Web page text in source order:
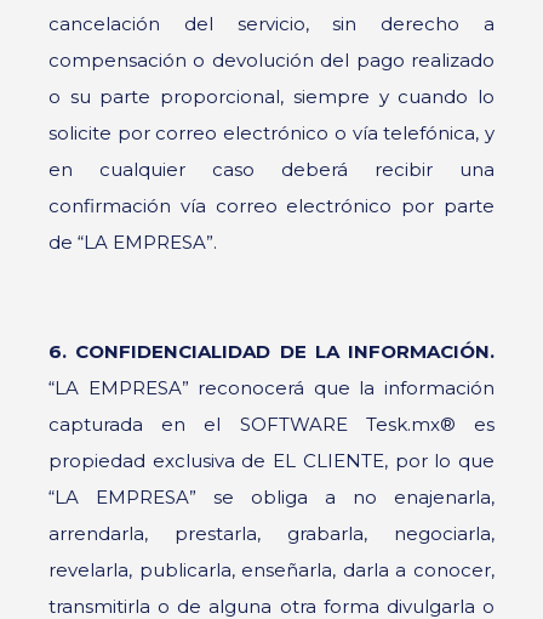
cancelación del servicio, sin derecho a
compensación o devolución del pago realizado
o su parte proporcional, siempre y cuando lo
solicite por correo electrónico o vía telefónica, y
en cualquier caso deberá recibir una
confirmación vía correo electrónico por parte
de “LA EMPRESA”.
6. CONFIDENCIALIDAD DE LA INFORMACIÓN.
“LA EMPRESA” reconocerá que la información
capturada en el SOFTWARE Tesk.mx® es
propiedad exclusiva de EL CLIENTE, por lo que
“LA EMPRESA” se obliga a no enajenarla,
arrendarla, prestarla, grabarla, negociarla,
revelarla, publicarla, enseñarla, darla a conocer,
transmitirla o de alguna otra forma divulgarla o